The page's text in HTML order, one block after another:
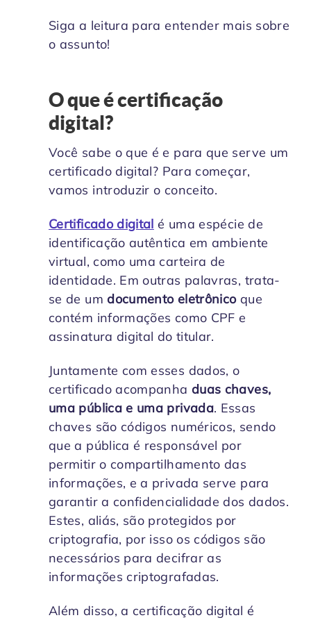
Siga a leitura para entender mais sobre
o assunto!
O que é certificação
digital?
Você sabe o que é e para que serve um
certificado digital? Para começar,
vamos introduzir o conceito.
Certificado digital é uma espécie de
identificação autêntica em ambiente
virtual, como uma carteira de
identidade. Em outras palavras, trata-
se de um documento eletrônicoque
contém informações como CPF e
assinatura digital do titular.
Juntamente com esses dados, o
certificado acompanha duas chaves,
uma pública e uma privada. Essas
chaves são códigos numéricos, sendo
que a pública é responsável por
permitir o compartilhamento das
informações, e a privada serve para
garantir a confidencialidade dos dados.
Estes, aliás, são protegidos por
criptografia, por isso os códigos são
necessários para decifrar as
informações criptografadas.
Além disso, a certificação digital é